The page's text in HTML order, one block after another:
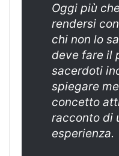
Oggi più
rendersi
chi non lo
deve fare il
sacerdoti
spiegare
concetto
racconto di
esperienza.